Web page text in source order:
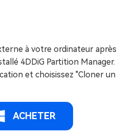
à votre ordinateur après
4DDiG Partition Manager.
et choisissez "Cloner un
ACHETER